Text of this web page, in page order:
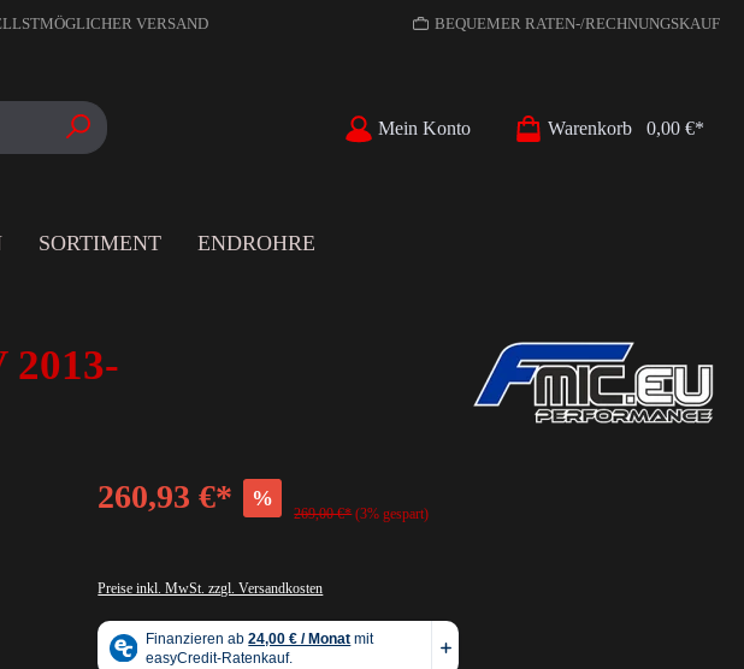
VERSAND BEQUEMER RATEN-/RECHNUNGSKAUF
Mein Konto Warenkorb 0,00 €*
SORTIMENT ENDROHRE
2013-
260,93 €* %
269,00 €* (3% gespart)
Preise inkl. MwSt. zzgl. Versandkosten